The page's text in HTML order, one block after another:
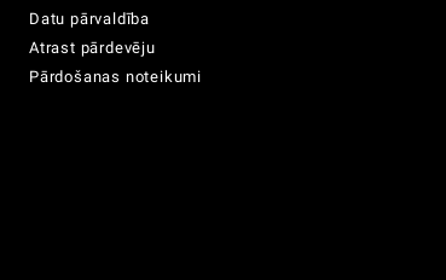
Datu pārvaldība
Atrast pārdevēju
Pārdošanas noteikumi